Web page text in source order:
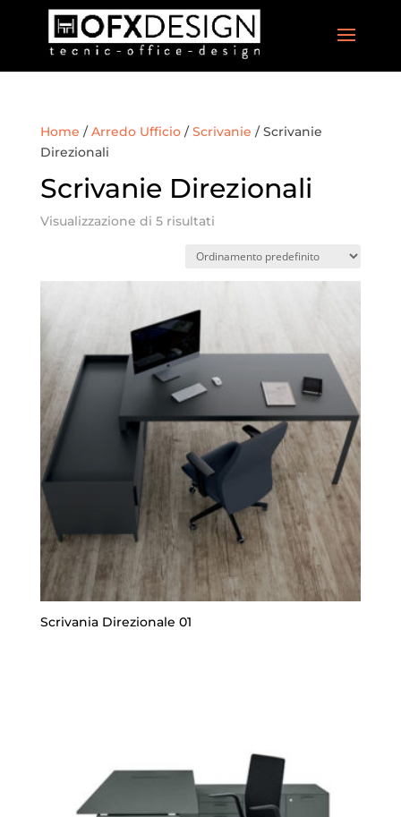
Home /Arredo Ufficio/Scrivanie / Scrivanie
Direzionali
Scrivanie Direzionali
Visualizzazione di 5 risultati
Scrivania Direzionale 01